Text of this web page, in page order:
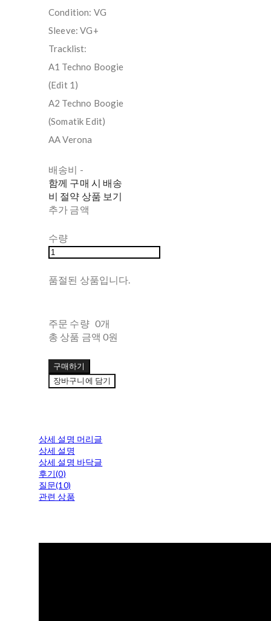
Condition: VG
Sleeve: VG+
Tracklist:
A1 Techno Boogie
(Edit 1)
A2 Techno Boogie
(Somatik Edit)
AA Verona
배송비 -
함께 구매 시 배송
비 절약 상품 보기
추가 금액
수량
품절된 상품입니다.
주문 수량 0개
총 상품 금액 0원
구매하기
장바구니에 담기
상세 설명 머리글
상세 설명
상세 설명 바닥글
후기(0)
질문(10)
관련 상품